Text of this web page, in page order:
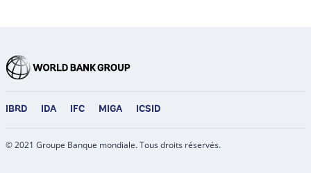
IBRD IDA IFC MIGA ICSID
© 2021 Groupe Banque mondiale. Tous droits réservés.